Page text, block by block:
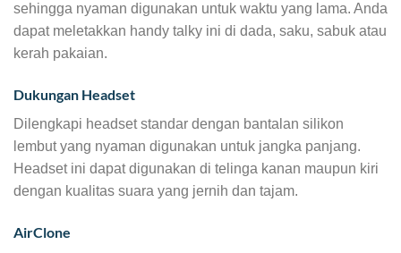
sehingga nyaman digunakan untuk waktu yang lama. Anda
dapat meletakkan handy talky ini di dada, saku, sabuk atau
kerah pakaian.
Dukungan Headset
Dilengkapi headset standar dengan bantalan silikon
lembut yang nyaman digunakan untuk jangka panjang.
Headset ini dapat digunakan di telinga kanan maupun kiri
dengan kualitas suara yang jernih dan tajam.
AirClone